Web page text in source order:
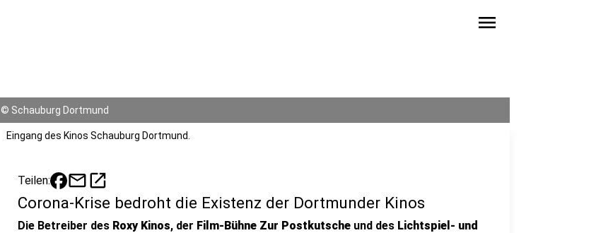
menu
© Schauburg Dortmund
Eingang des Kinos Schauburg Dortmund.
Teilen: mailopen_in_new
Corona-Krise bedroht die Existenz der Dortmunder Kinos
Die Betreiber des Roxy Kinos, der Film-Bühne Zur Postkutsche und des Lichtspiel- und